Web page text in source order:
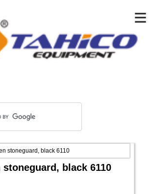
≡
stoneguard, black 6110
stoneguard, black 6110